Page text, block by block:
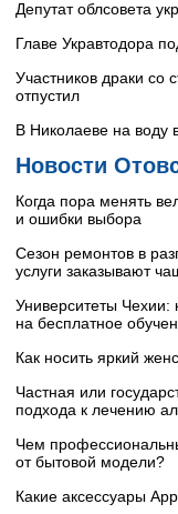
Депутат облсовета
Главе Укравтодора
Участников драки со
отпустил
В Николаеве на воду
Новости
Когда пора менять
и ошибки выбора
Сезон ремонтов в
услуги заказывают
Университеты Чехии:
на бесплатное
Как носить яркий
Частная или
подхода к лечению
Чем
от бытовой модели?
Какие аксессуары